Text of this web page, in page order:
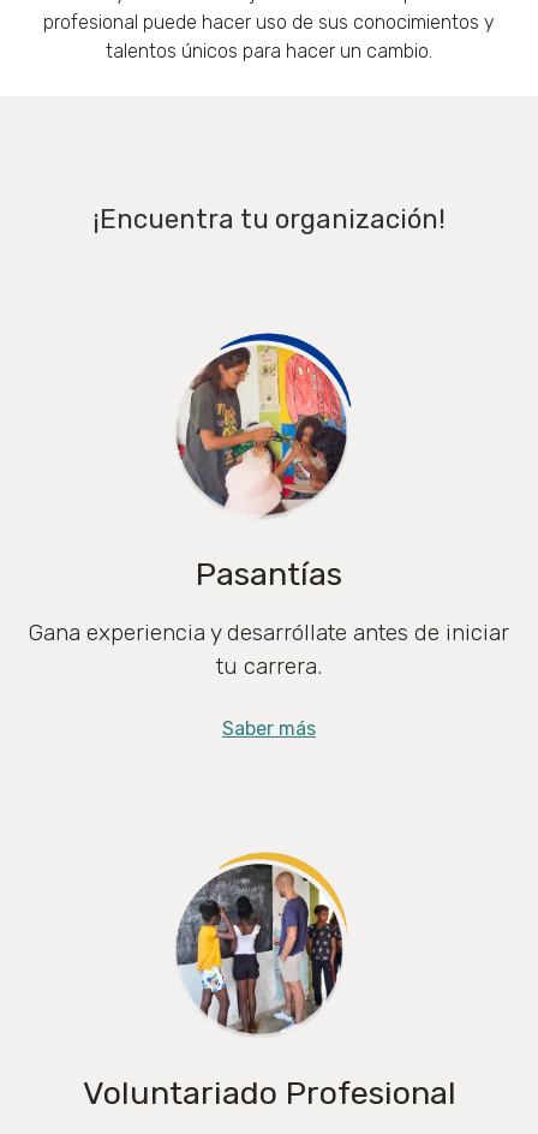
profesional puede hacer uso de sus conocimientos y
talentos únicos para hacer un cambio.
¡Encuentra tu organización!
Pasantías
Gana experiencia y desarróllate antes de iniciar
tu carrera.
Saber más
Voluntariado Profesional